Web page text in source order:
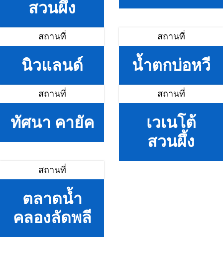
สวนผึ้ง
สถานที่
นิวแลนด์
สถานที่
น้ำตกบ่อหวี
สถานที่
ทัศนา คายัค
สถานที่
เวเนโต้
สวนผึ้ง
สถานที่
ตลาดน้ำ
คลองลัดพลี